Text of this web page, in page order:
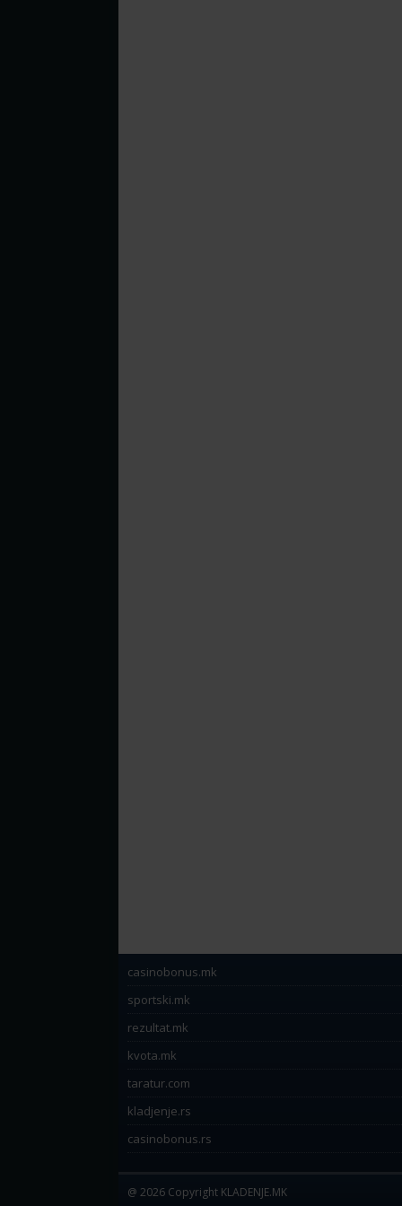
casinobonus.mk
sportski.mk
rezultat.mk
kvota.mk
taratur.com
kladjenje.rs
casinobonus.rs
@ 2026 Copyright KLADENJE.MK